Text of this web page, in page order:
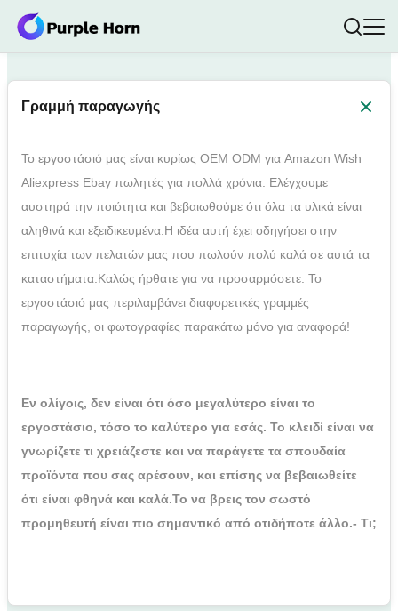
Γραμμή παραγωγής
Το εργοστάσιό μας είναι κυρίως OEM ODM για Amazon Wish
Aliexpress Ebay πωλητές για πολλά χρόνια. Ελέγχουμε
αυστηρά την ποιότητα και βεβαιωθούμε ότι όλα τα υλικά είναι
αληθινά και εξειδικευμένα.Η ιδέα αυτή έχει οδηγήσει στην
επιτυχία των πελατών μας που πωλούν πολύ καλά σε αυτά τα
καταστήματα.Καλώς ήρθατε για να προσαρμόσετε. Το
εργοστάσιό μας περιλαμβάνει διαφορετικές γραμμές
παραγωγής, οι φωτογραφίες παρακάτω μόνο για αναφορά!
Εν ολίγοις, δεν είναι ότι όσο μεγαλύτερο είναι το
εργοστάσιο, τόσο το καλύτερο για εσάς. Το κλειδί είναι να
γνωρίζετε τι χρειάζεστε και να παράγετε τα σπουδαία
προϊόντα που σας αρέσουν, και επίσης να βεβαιωθείτε
ότι είναι φθηνά και καλά.Το να βρεις τον σωστό
προμηθευτή είναι πιο σημαντικό από οτιδήποτε άλλο.- Τι;